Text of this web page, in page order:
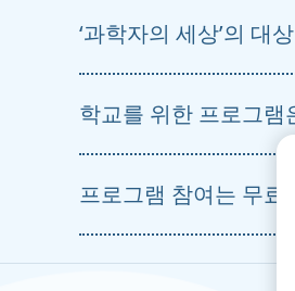
‘과학자의 세상’은 뒤셀
‘과학자의 세상’의 대
‘과학자의 세상’은 주로
다양한 주제와 자료들
학교를 위한 프로그램
‘과학자의 세상’은 초등
한 교육 모듈을 제공합
프로그램 참여는 무료